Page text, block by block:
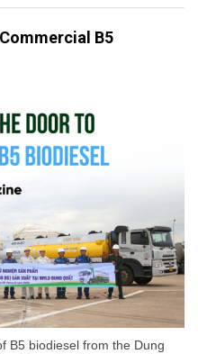
B5
B5 biodiesel from the Dung